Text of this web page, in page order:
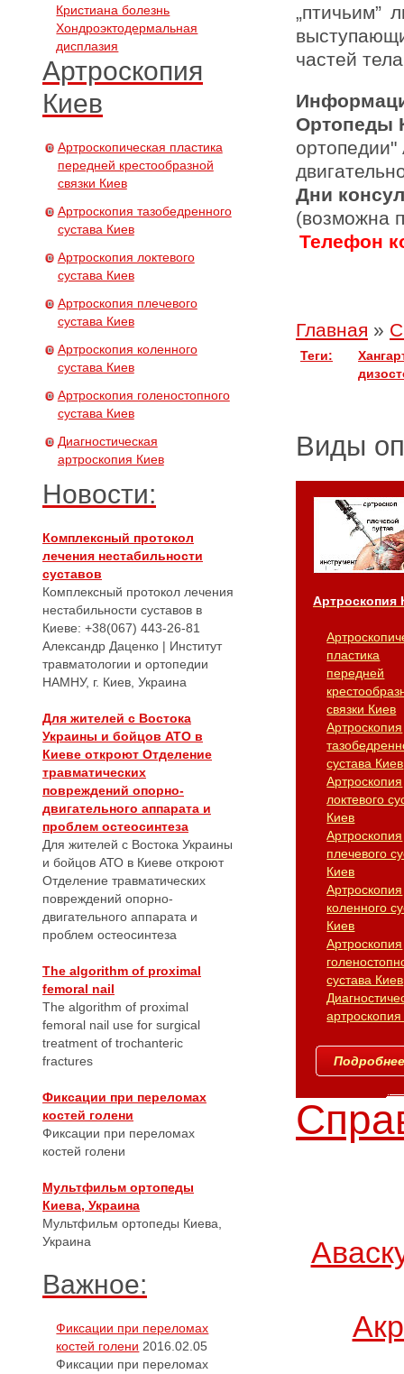
Кристиана болезнь
Хондроэктодермальная
дисплазия
Артроскопия
Киев
Артроскопическая пластика
передней крестообразной
связки Киев
Артроскопия тазобедренного
сустава Киев
Артроскопия локтевого
сустава Киев
Артроскопия плечевого
сустава Киев
Артроскопия коленного
сустава Киев
Артроскопия голеностопного
сустава Киев
Диагностическая
артроскопия Киев
Новости:
Комплексный протокол
лечения нестабильности
суставов
Комплексный протокол лечения
нестабильности суставов в
Киеве: +38(067) 443-26-81
Александр Даценко | Институт
травматологии и ортопедии
НАМНУ, г. Киев, Украина
Для жителей с Востока
Украины и бойцов АТО в
Киеве откроют Отделение
травматических
повреждений опорно-
двигательного аппарата и
проблем остеосинтеза
Для жителей с Востока Украины
и бойцов АТО в Киеве откроют
Отделение травматических
повреждений опорно-
двигательного аппарата и
проблем остеосинтеза
The algorithm of proximal
femoral nail
The algorithm of proximal
femoral nail use for surgical
treatment of trochanteric
fractures
Фиксации при переломах
костей голени
Фиксации при переломах
костей голени
Мультфильм ортопеды
Киева, Украина
Мультфильм ортопеды Киева,
Украина
Важное:
Фиксации при переломах
костей голени 2016.02.05
Фиксации при переломах
„птичьим”
частей
Ортопеды
Дни
(возможна
Телефон
Главная »
Теги:
Виды
Артроскопия
пластика
передней
связки Киев
Артроскопия
сустава Киев
Артроскопия
локтевого
Киев
Артроскопия
плечевого
Киев
Артроскопия
коленного
Киев
Артроскопия
сустава Киев